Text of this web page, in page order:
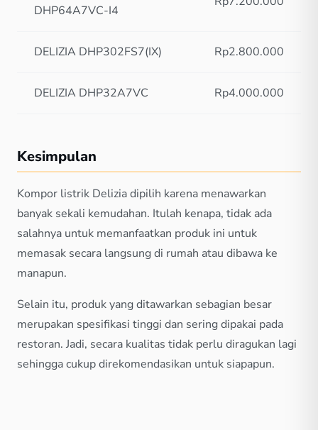
DHP64A7VC-I4
DELIZIA DHP302FS7(IX) Rp2.800.000
DELIZIA DHP32A7VC Rp4.000.000
Kesimpulan
Kompor listrik Delizia dipilih karena menawarkan
banyak sekali kemudahan. Itulah kenapa, tidak ada
salahnya untuk memanfaatkan produk ini untuk
memasak secara langsung di rumah atau dibawa ke
manapun.
Selain itu, produk yang ditawarkan sebagian besar
merupakan spesifikasi tinggi dan sering dipakai pada
restoran. Jadi, secara kualitas tidak perlu diragukan lagi
sehingga cukup direkomendasikan untuk siapapun.